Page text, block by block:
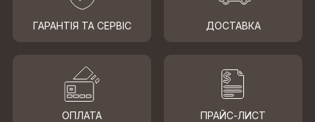
ГАРАНТІЯ ТА СЕРВІС ДОСТАВКА
ОПЛАТА ПРАЙС-ЛИСТ